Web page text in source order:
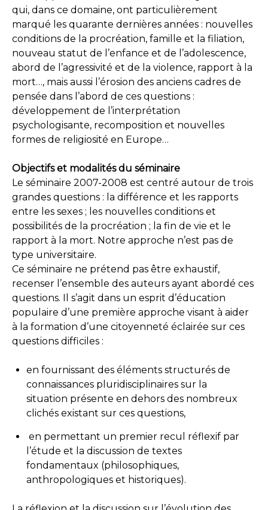
qui, dans ce domaine, ont particulièrement
marqué les quarante dernières années : nouvelles
conditions de la procréation, famille et la filiation,
nouveau statut de l’enfance et de l’adolescence,
abord de l’agressivité et de la violence, rapport à la
mort…, mais aussi l’érosion des anciens cadres de
pensée dans l’abord de ces questions :
développement de l’interprétation
psychologisante, recomposition et nouvelles
formes de religiosité en Europe…
Objectifs et modalités du séminaire
Le séminaire 2007-2008 est centré autour de trois
grandes questions : la différence et les rapports
entre les sexes ; les nouvelles conditions et
possibilités de la procréation ; la fin de vie et le
rapport à la mort. Notre approche n’est pas de
type universitaire.
Ce séminaire ne prétend pas être exhaustif,
recenser l’ensemble des auteurs ayant abordé ces
questions. Il s’agit dans un esprit d’éducation
populaire d’une première approche visant à aider
à la formation d’une citoyenneté éclairée sur ces
questions difficiles :
en fournissant des éléments structurés de
connaissances pluridisciplinaires sur la
situation présente en dehors des nombreux
clichés existant sur ces questions,
en permettant un premier recul réflexif par
l’étude et la discussion de textes
fondamentaux (philosophiques,
anthropologiques et historiques).